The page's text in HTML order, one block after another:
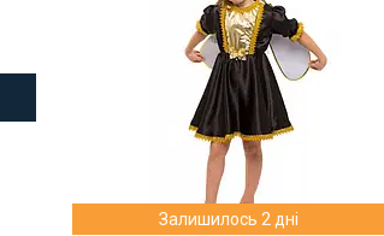
Залишилось 2 дні